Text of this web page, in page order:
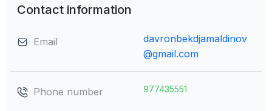
Contact information
Email
davronbekdjamaldinov
@gmail.com
Phone number 977435551